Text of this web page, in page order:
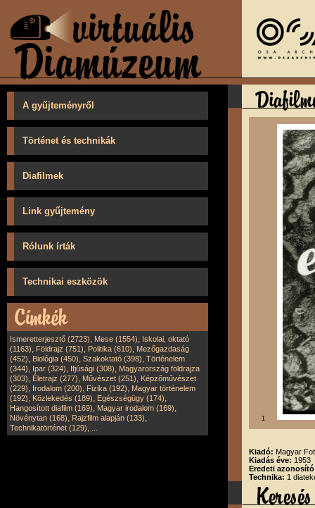
A gyűjteményről
Történet és technikák
Diafilmek
Link gyűjtemény
Rólunk írták
Technikai eszközök
Ismeretterjesztő (2723), Mese (1554), Iskolai, oktató
(1163), Földrajz (751), Politika (610), Mezőgazdaság
(452), Biológia (450), Szakoktató (398), Történelem
(344), Ipar (324), Ifjúsági (308), Magyarország földrajza
(303), Életrajz (277), Művészet (251), Képzőművészet
(229), Irodalom (200), Fizika (192), Magyar történelem
(192), Közlekedés (189), Egészségügy (174),
Hangosított diafilm (169), Magyar irodalom (169),
Növénytan (168), Rajzfilm alapján (133),
Technikatörténet (129),
1
Kiadó: Magyar
Kiadás éve: 1953
Eredeti
Technika: 1